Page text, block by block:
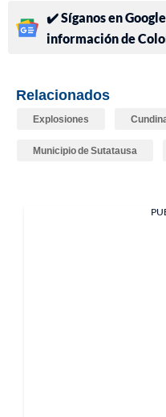
✔️ Síganos en
información de
Relacionados
Explosiones
Municipio de Sutatausa